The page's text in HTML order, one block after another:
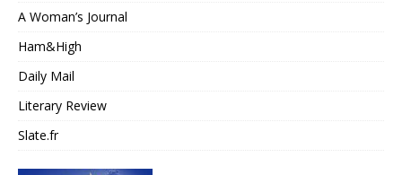
A Woman’s Journal
Ham&High
Daily Mail
Literary Review
Slate.fr